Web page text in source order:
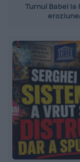
Turnul Babel